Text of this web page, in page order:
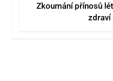
Zkoumání přínosů
zdraví